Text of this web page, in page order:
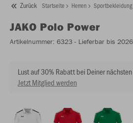
Zurück Startseite Herren Sportbekleidung
JAKO Polo Power
Artikelnummer: 6323 - Lieferbar bis 2026
Lust auf 30% Rabatt bei Deiner
Jetzt Mitglied werden